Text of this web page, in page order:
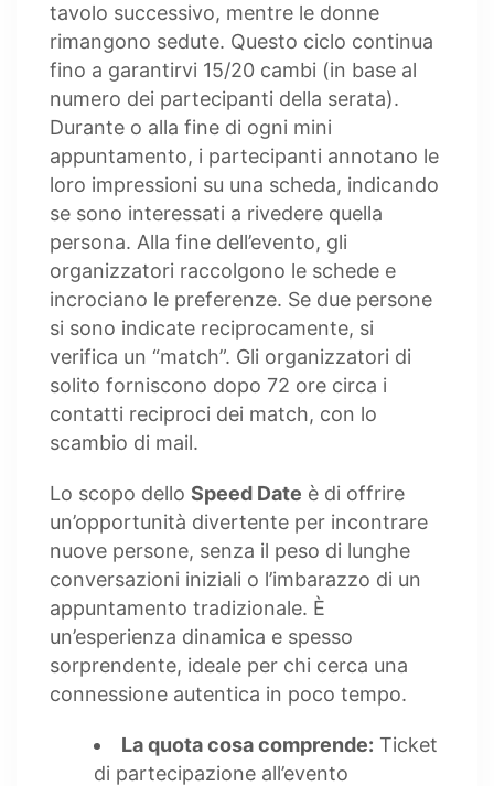
tavolo successivo, mentre le donne
rimangono sedute. Questo ciclo continua
fino a garantirvi 15/20 cambi (in base al
numero dei partecipanti della serata).
Durante o alla fine di ogni mini
appuntamento, i partecipanti annotano le
loro impressioni su una scheda, indicando
se sono interessati a rivedere quella
persona. Alla fine dell’evento, gli
organizzatori raccolgono le schede e
incrociano le preferenze. Se due persone
si sono indicate reciprocamente, si
verifica un “match”. Gli organizzatori di
solito forniscono dopo 72 ore circa i
contatti reciproci dei match, con lo
scambio di mail.
Lo scopo dello Speed Date è di offrire
un’opportunità divertente per incontrare
nuove persone, senza il peso di lunghe
conversazioni iniziali o l’imbarazzo di un
appuntamento tradizionale. È
un’esperienza dinamica e spesso
sorprendente, ideale per chi cerca una
connessione autentica in poco tempo.
La quota cosa comprende: Ticket
di partecipazione all’evento